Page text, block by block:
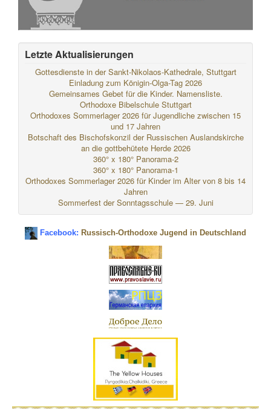
Letzte Aktualisierungen
Gottesdienste in der Sankt-Nikolaos-Kathedrale, Stuttgart
Einladung zum Königin-Olga-Tag 2026
Gemeinsames Gebet für die Kinder. Namensliste.
Orthodoxe Bibelschule Stuttgart
Orthodoxes Sommerlager 2026 für Jugendliche zwischen 15
und 17 Jahren
Botschaft des Bischofskonzil der Russischen Auslandskirche
an die gottbehütete Herde 2026
360° x 180° Panorama-2
360° x 180° Panorama-1
Orthodoxes Sommerlager 2026 für Kinder im Alter von 8 bis 14
Jahren
Sommerfest der Sonntagsschule — 29. Juni
Facebook: Russisch-Orthodoxe Jugend in Deutschland